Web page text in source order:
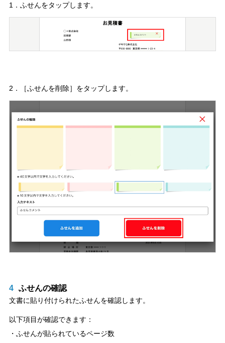
1．ふせんをタップします。
2．［ふせんを削除］をタップします。
4 ふせんの確認
文書に貼り付けられたふせんを確認します。
以下項目が確認できます：
・ふせんが貼られているページ数